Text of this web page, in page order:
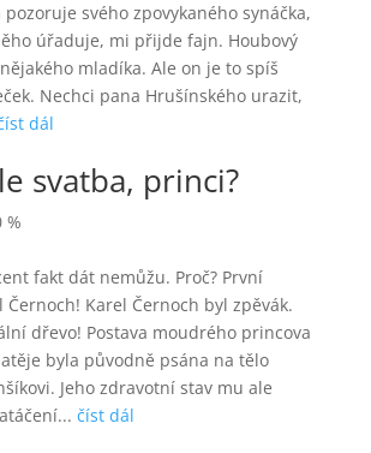
svého zpovykaného synáčka,
úřaduje, mi přijde fajn. Houbový
mladíka. Ale on je to spíš
Nechci pana Hrušínského urazit,
dál
svatba, princi?
%
fakt dát nemůžu. Proč? První
Karel Černoch byl zpěvák.
dřevo! Postava moudrého princova
byla původně psána na tělo
Jeho zdravotní stav mu ale
číst dál